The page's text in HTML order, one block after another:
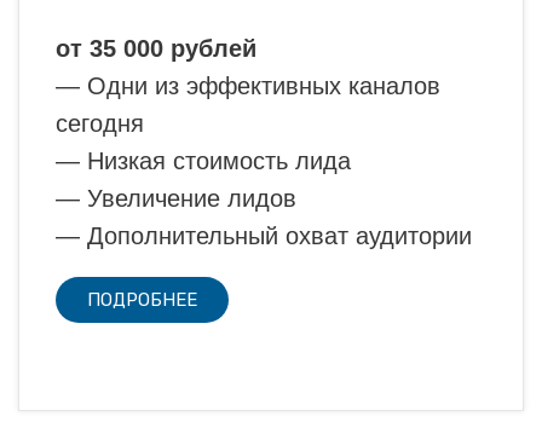
от 35 000 рублей
— Одни из эффективных каналов
сегодня
— Низкая стоимость лида
— Увеличение лидов
— Дополнительный охват аудитории
ПОДРОБНЕЕ